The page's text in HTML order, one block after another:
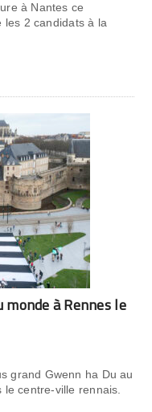
à Nantes ce
les 2 candidats à la
monde à Rennes le
grand Gwenn ha Du au
centre-ville rennais.